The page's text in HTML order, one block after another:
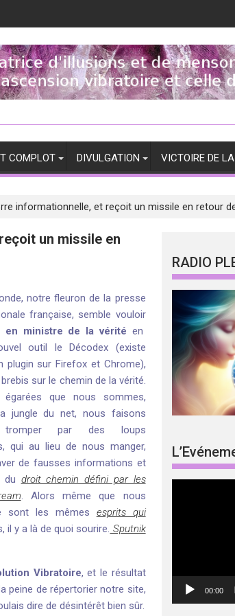
COMPLOT DIVULGATION VICTOIRE DE
informationnelle, et reçoit un missile en retour
un missile en
notre fleuron de la presse
française, semble vouloir
en ministre de la vérité en
outil le Décodex (existe
plugin sur Firefox et Chrome),
sur le chemin de la vérité.
que nous sommes,
jungle du net, nous faisons
tromper par des loups
qui au lieu de nous manger,
de fausses informations et
du droit chemin défini par les
. Alors même que nous
sont les mêmes esprits qui
y a là de quoi sourire. Sputnik
Vibratoire, et le résultat
peine de répertorier notre site,
dire de désintérêt bien sûr.
RADIO
00:00